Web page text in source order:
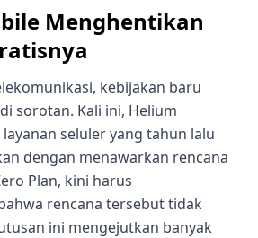
Menghentikan
kebijakan baru
sorotan. Kali ini, Helium
seluler yang tahun lalu
dengan menawarkan rencana
Plan, kini harus
rencana tersebut tidak
ini mengejutkan banyak